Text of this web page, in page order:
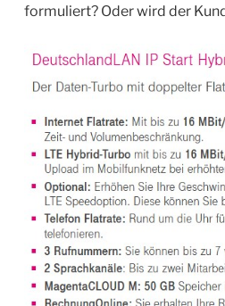
formuliert? Oder wird der